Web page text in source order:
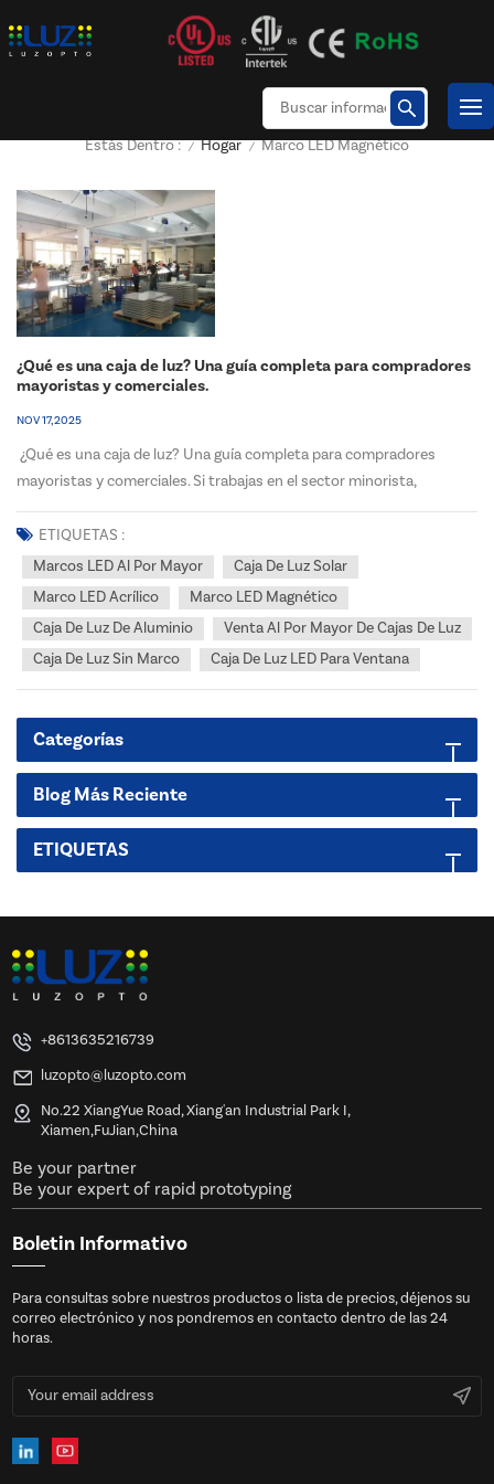
Estás Dentro : / Hogar / Marco LED Magnético
¿Qué es una caja de luz? Una guía completa para compradores
mayoristas y comerciales.
NOV 17, 2025
¿Qué es una caja de luz? Una guía completa para compradores
mayoristas y comerciales. Si trabajas en el sector minorista,
publicitario o de señalización, seguramente te has topado con el
término «caja de luz». Pero ¿qué es exactamente una caja de luz y por
qué es una solución de exhibición tan popu...
ETIQUETAS :
Marcos LED Al Por Mayor
Caja De Luz Solar
Marco LED Acrílico
Marco LED Magnético
Caja De Luz De Aluminio
Venta Al Por Mayor De Cajas De Luz
Caja De Luz Sin Marco
Caja De Luz LED Para Ventana
Categorías
Blog Más Reciente
ETIQUETAS
+8613635216739
luzopto@luzopto.com
No.22 XiangYue Road, Xiang'an Industrial Park I,
Xiamen,FuJian,China
Be your partner
Be your expert of rapid prototyping
Boletin Informativo
Para consultas sobre nuestros productos o lista de precios, déjenos su
correo electrónico y nos pondremos en contacto dentro de las 24
horas.